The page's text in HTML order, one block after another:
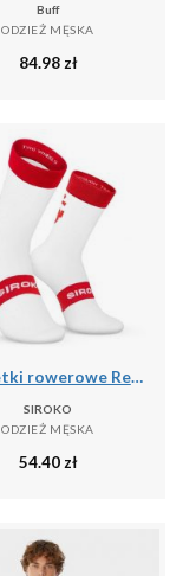
Buff
ODZIEŻ MĘSKA
84.98 zł
Skarpetki rowerowe Real Sporting de Gijón x Siroko Kolarstwo Siroko SC S1 Rojo
SIROKO
ODZIEŻ MĘSKA
54.40 zł